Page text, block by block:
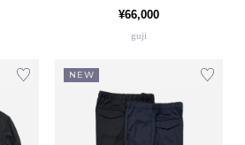
¥66,000
guji
NEW